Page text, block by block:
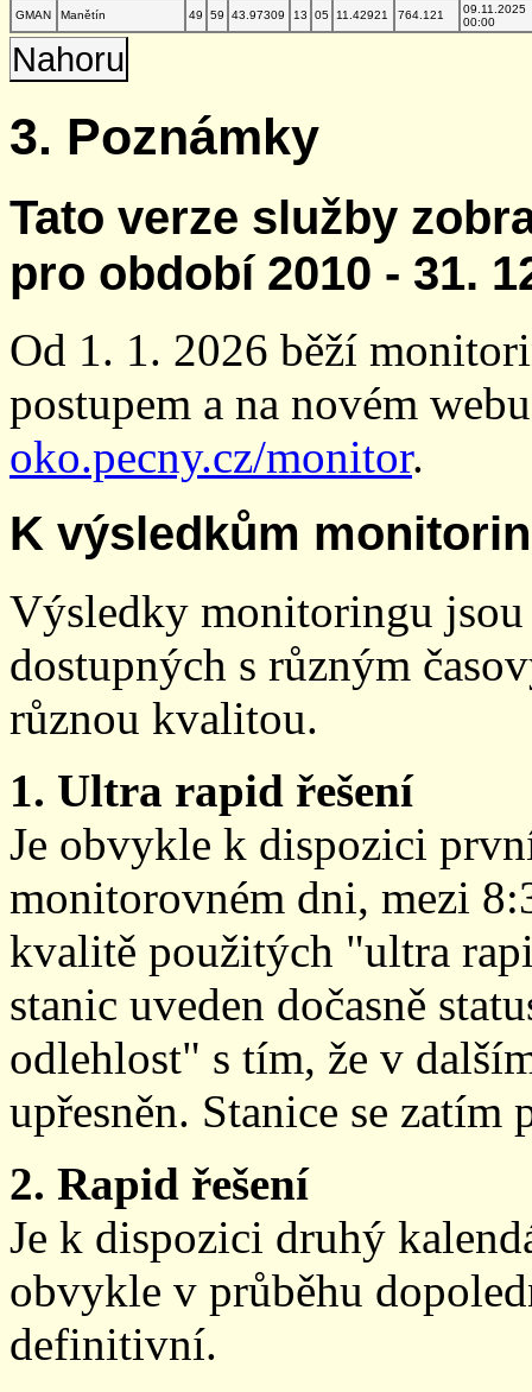
GMAN
Manětín 49 59 43.97309 13 05 11.42921 764.121
09.11.2025
00:00
Nahoru
3. Poznámky
Tato verze služby
pro období 2010 - 31.
Od 1. 1. 2026 běží
postupem a na novém
oko.pecny.cz/monitor.
K výsledkům
Výsledky monitoringu
dostupných s různým
různou kvalitou.
1. Ultra rapid řešení
Je obvykle k dispozici
monitorovném dni, mezi
kvalitě použitých "ultra
stanic uveden dočasně
odlehlost" s tím, že v
upřesněn. Stanice se zatím
2. Rapid řešení
Je k dispozici druhý
obvykle v průběhu
definitivní.